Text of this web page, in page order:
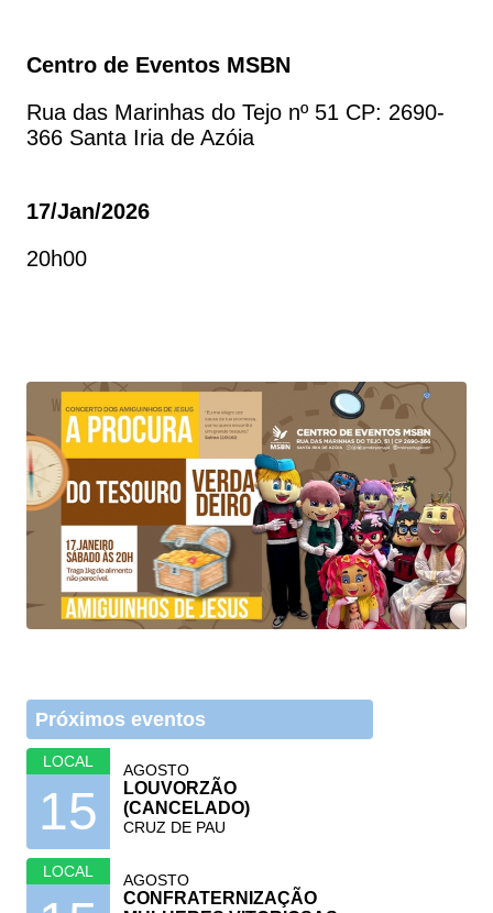
Centro de Eventos MSBN
Rua das Marinhas do Tejo nº 51 CP: 2690-
366 Santa Iria de Azóia
17/jan/2026
20h00
Próximos eventos
LOCAL
15
AGOSTO
LOUVORZÃO
(CANCELADO)
CRUZ DE PAU
LOCAL AGOSTO
CONFRATERNIZAÇÃO